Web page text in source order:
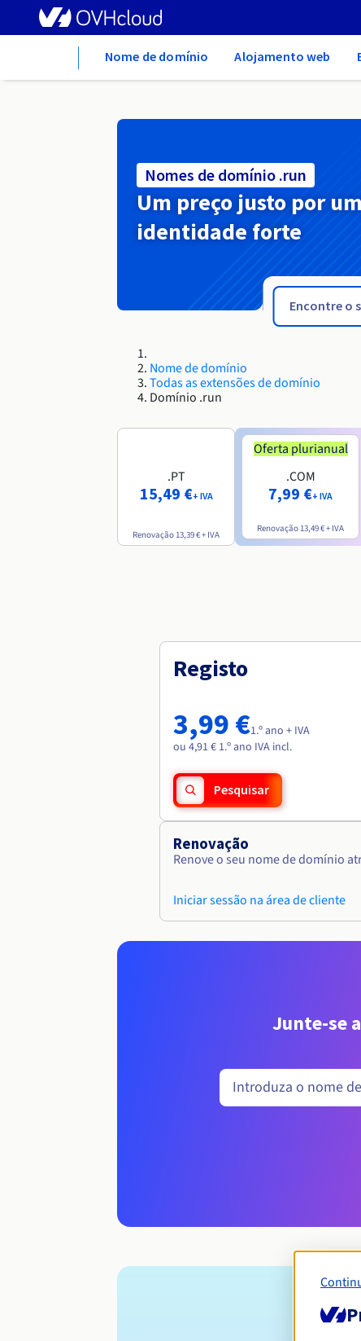
Nome de domínio Alojamento web
Nomes de domínio .run
Um preço justo por
identidade forte
Nome de domínio
Todas as extensões de domínio
Domínio .run
.PT
15,49 €+ IVA
Renovação 13,39 €+ IVA
Oferta plurianual
.COM
7,99 €+ IVA
Renovação 13,49 €+ IVA
Registo
3,99 €1.º ano + IVA
ou 4,91 € 1.º ano IVA incl.
Pesquisar
Renovação
Renove o seu nome de domínio
Iniciar sessão na área de cliente
Junte-se